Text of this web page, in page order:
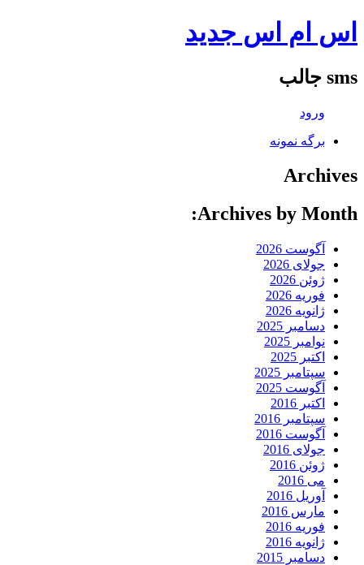
اس ام اس جدید
sms جالب
ورود
برگه نمونه
Archives
Archives by Month:
آگوست 2026
جولای 2026
ژوئن 2026
فوریه 2026
ژانویه 2026
دسامبر 2025
نوامبر 2025
اکتبر 2025
سپتامبر 2025
آگوست 2025
اکتبر 2016
سپتامبر 2016
آگوست 2016
جولای 2016
ژوئن 2016
می 2016
آوریل 2016
مارس 2016
فوریه 2016
ژانویه 2016
دسامبر 2015